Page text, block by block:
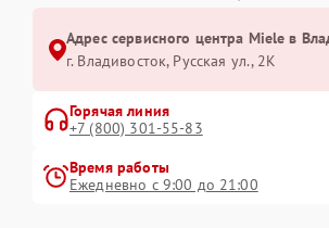
Адрес сервисного центра Miele в
г. Владивосток, Русская ул., 2К
Горячая линия
+7 (800) 301-55-83
Время работы
Ежедневно с 9:00 до 21:00